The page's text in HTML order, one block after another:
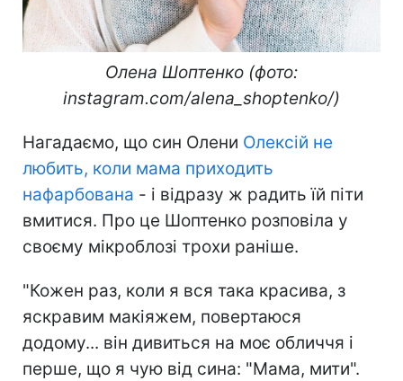
Олена Шоптенко (фото:
instagram.com/alena_shoptenko/)
Нагадаємо, що син Олени Олексій не
любить, коли мама приходить
нафарбована - і відразу ж радить їй піти
вмитися. Про це Шоптенко розповіла у
своєму мікроблозі трохи раніше.
"Кожен раз, коли я вся така красива, з
яскравим макіяжем, повертаюся
додому... він дивиться на моє обличчя і
перше, що я чую від сина: "Мама, мити".